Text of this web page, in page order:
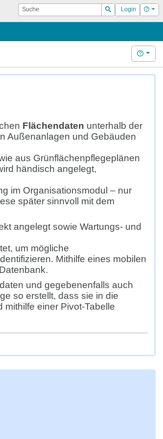
Suche
Suchen
Login Hilfe
Hilfe
Flächendaten unterhalb der
Außenanlagen und Gebäuden
aus Grünflächenpflegeplänen
händisch angelegt,
im Organisationsmodul – nur
später sinnvoll mit dem
angelegt sowie Wartungs- und
um mögliche
Mithilfe eines mobilen
und gegebenenfalls auch
so erstellt, dass sie in die
einer Pivot-Tabelle